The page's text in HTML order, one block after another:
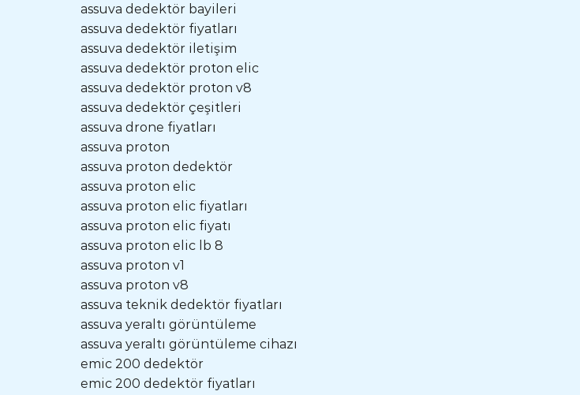
assuva dedektör bayileri
assuva dedektör fiyatları
assuva dedektör iletişim
assuva dedektör proton elic
assuva dedektör proton v8
assuva dedektör çeşitleri
assuva drone fiyatları
assuva proton
assuva proton dedektör
assuva proton elic
assuva proton elic fiyatları
assuva proton elic fiyatı
assuva proton elic lb 8
assuva proton v1
assuva proton v8
assuva teknik dedektör fiyatları
assuva yeraltı görüntüleme
assuva yeraltı görüntüleme cihazı
emic 200 dedektör
emic 200 dedektör fiyatları